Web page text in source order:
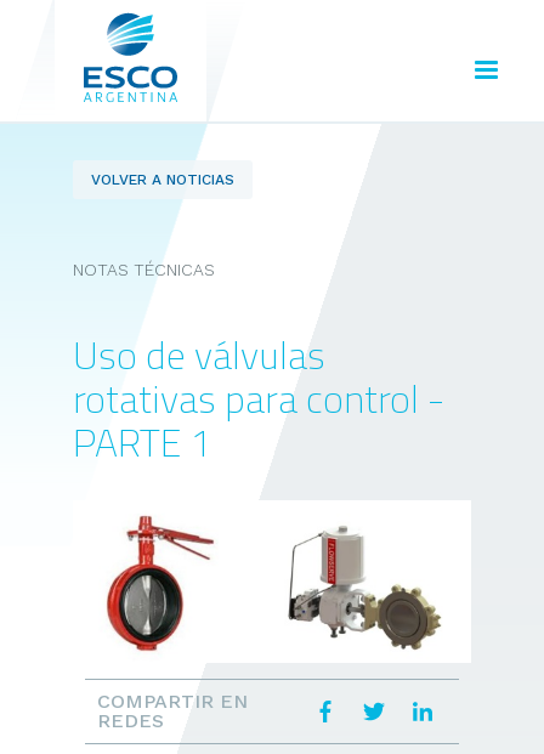
VOLVER A NOTICIAS
NOTAS TÉCNICAS
Uso de válvulas
rotativas para control -
PARTE 1
COMPARTIR EN
REDES